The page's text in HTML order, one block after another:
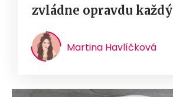
zvládne opravdu každý
Martina Havlíčková